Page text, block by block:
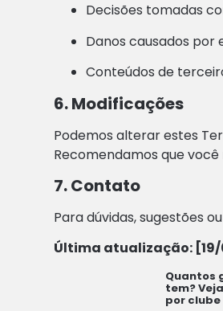
Decisões tomadas
Danos causados por
Conteúdos de
6. Modificações
Podemos alterar estes
Recomendamos que
7. Contato
Para dúvidas, sugestões
Última atualização: [19/
Quantos
tem?
por clube